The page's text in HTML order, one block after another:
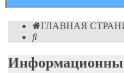
ГЛАВНАЯ
Поиск